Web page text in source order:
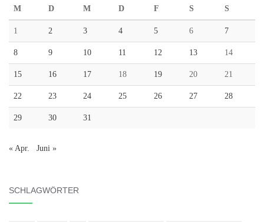
M D M D F S S
1 2 3 4 5 6 7
8 9 10 11 12 13 14
15 16 17 18 19 20 21
22 23 24 25 26 27 28
29 30 31
« Apr. Juni »
SCHLAGWÖRTER